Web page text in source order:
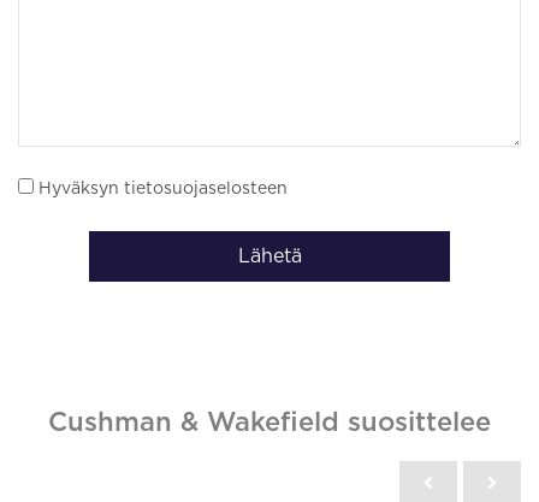
Hyväksyn tietosuojaselosteen
Lähetä
Cushman & Wakefield suosittelee